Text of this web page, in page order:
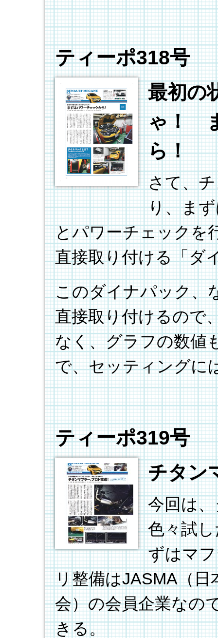
ティーポ318号
最初の
ゃ！
ら！
さて、
り、ま
とパワーチェックを
直接取り付ける「ダ
このダイナパック、
直接取り付けるので
なく、グラフの数値
で、セッティングに
ティーポ319号
チタン
今回は
色々試
ずはマ
リ整備はJASMA（
会）の会員企業なの
きる。